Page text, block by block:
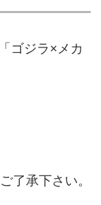
ゴジラ×メカ
了承下さい。